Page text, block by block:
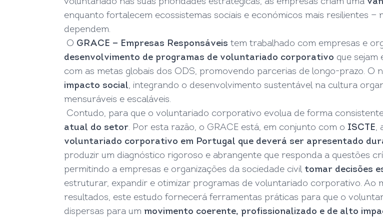
enquanto fortalecem ecossistemas sociais e económicos mais resilientes —
dependem.
O GRACE — Empresas Responsáveis tem trabalhado com empresas e
desenvolvimento de programas de voluntariado corporativo que sejam
com as metas globais dos ODS, promovendo parcerias de longo-prazo. O
impacto social, integrando o desenvolvimento sustentável na cultura
mensuráveis e escaláveis.
Contudo, para que o voluntariado corporativo evolua de forma
atual do setor. Por esta razão, o GRACE está, em conjunto com o ISCTE,
voluntariado corporativo em Portugal que deverá ser apresentado
produzir um diagnóstico rigoroso e abrangente que responda a questões
permitindo a empresas e organizações da sociedade civil tomar decisões
estruturar, expandir e otimizar programas de voluntariado corporativo. Ao
resultados, este estudo fornecerá ferramentas práticas para que o
dispersas para um movimento coerente, profissionalizado e de alto